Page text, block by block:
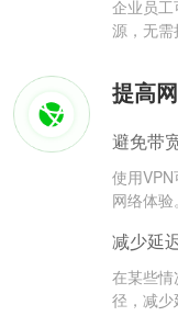
企业员
源，无需
提高
避免带
使用
网络体验。
减少延
在某些
径，减少